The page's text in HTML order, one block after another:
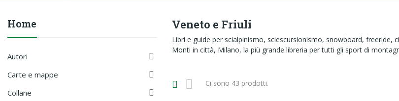
Home
Autori

Carte e mappe

Collane

Veneto e Friuli
Libri e guide per scialpinismo, sciescursionismo, snowboard, freeride,
Monti in città, Milano, la più grande libreria per tutti gli sport di
Ci sono 43 prodotti.